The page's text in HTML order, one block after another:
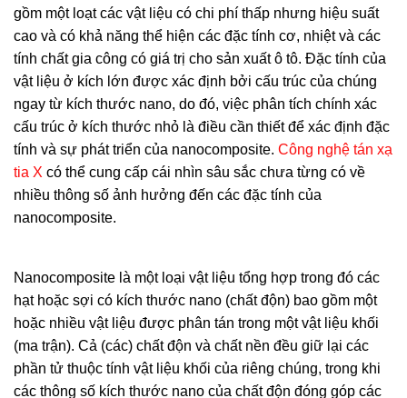
gồm một loạt các vật liệu có chi phí thấp nhưng hiệu suất
cao và có khả năng thể hiện các đặc tính cơ, nhiệt và các
tính chất gia công có giá trị cho sản xuất ô tô. Đặc tính của
vật liệu ở kích lớn được xác định bởi cấu trúc của chúng
ngay từ kích thước nano, do đó, việc phân tích chính xác
cấu trúc ở kích thước nhỏ là điều cần thiết để xác định đặc
tính và sự phát triển của nanocomposite. Công nghệ tán xạ
tia X có thể cung cấp cái nhìn sâu sắc chưa từng có về
nhiều thông số ảnh hưởng đến các đặc tính của
nanocomposite.
Nanocomposite là một loại vật liệu tổng hợp trong đó các
hạt hoặc sợi có kích thước nano (chất độn) bao gồm một
hoặc nhiều vật liệu được phân tán trong một vật liệu khối
(ma trận). Cả (các) chất độn và chất nền đều giữ lại các
phần tử thuộc tính vật liệu khối của riêng chúng, trong khi
các thông số kích thước nano của chất độn đóng góp các